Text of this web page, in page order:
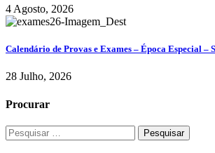
4 Agosto, 2026
Calendário de Provas e Exames – Época Especial –
28 Julho, 2026
Procurar